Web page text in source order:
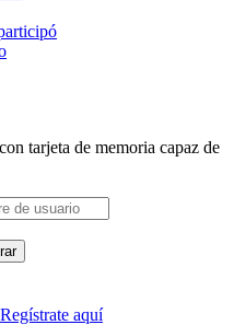
tarjeta de memoria capaz de
Regístrate aquí